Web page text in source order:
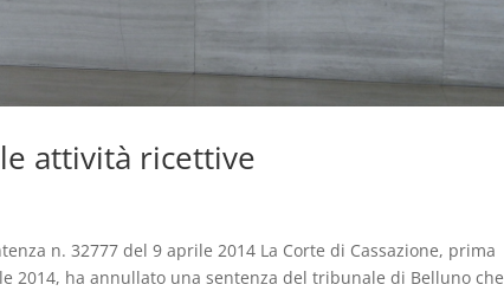
attività ricettive
n. 32777 del 9 aprile 2014 La Corte di Cassazione, prima
2014, ha annullato una sentenza del tribunale di Belluno che